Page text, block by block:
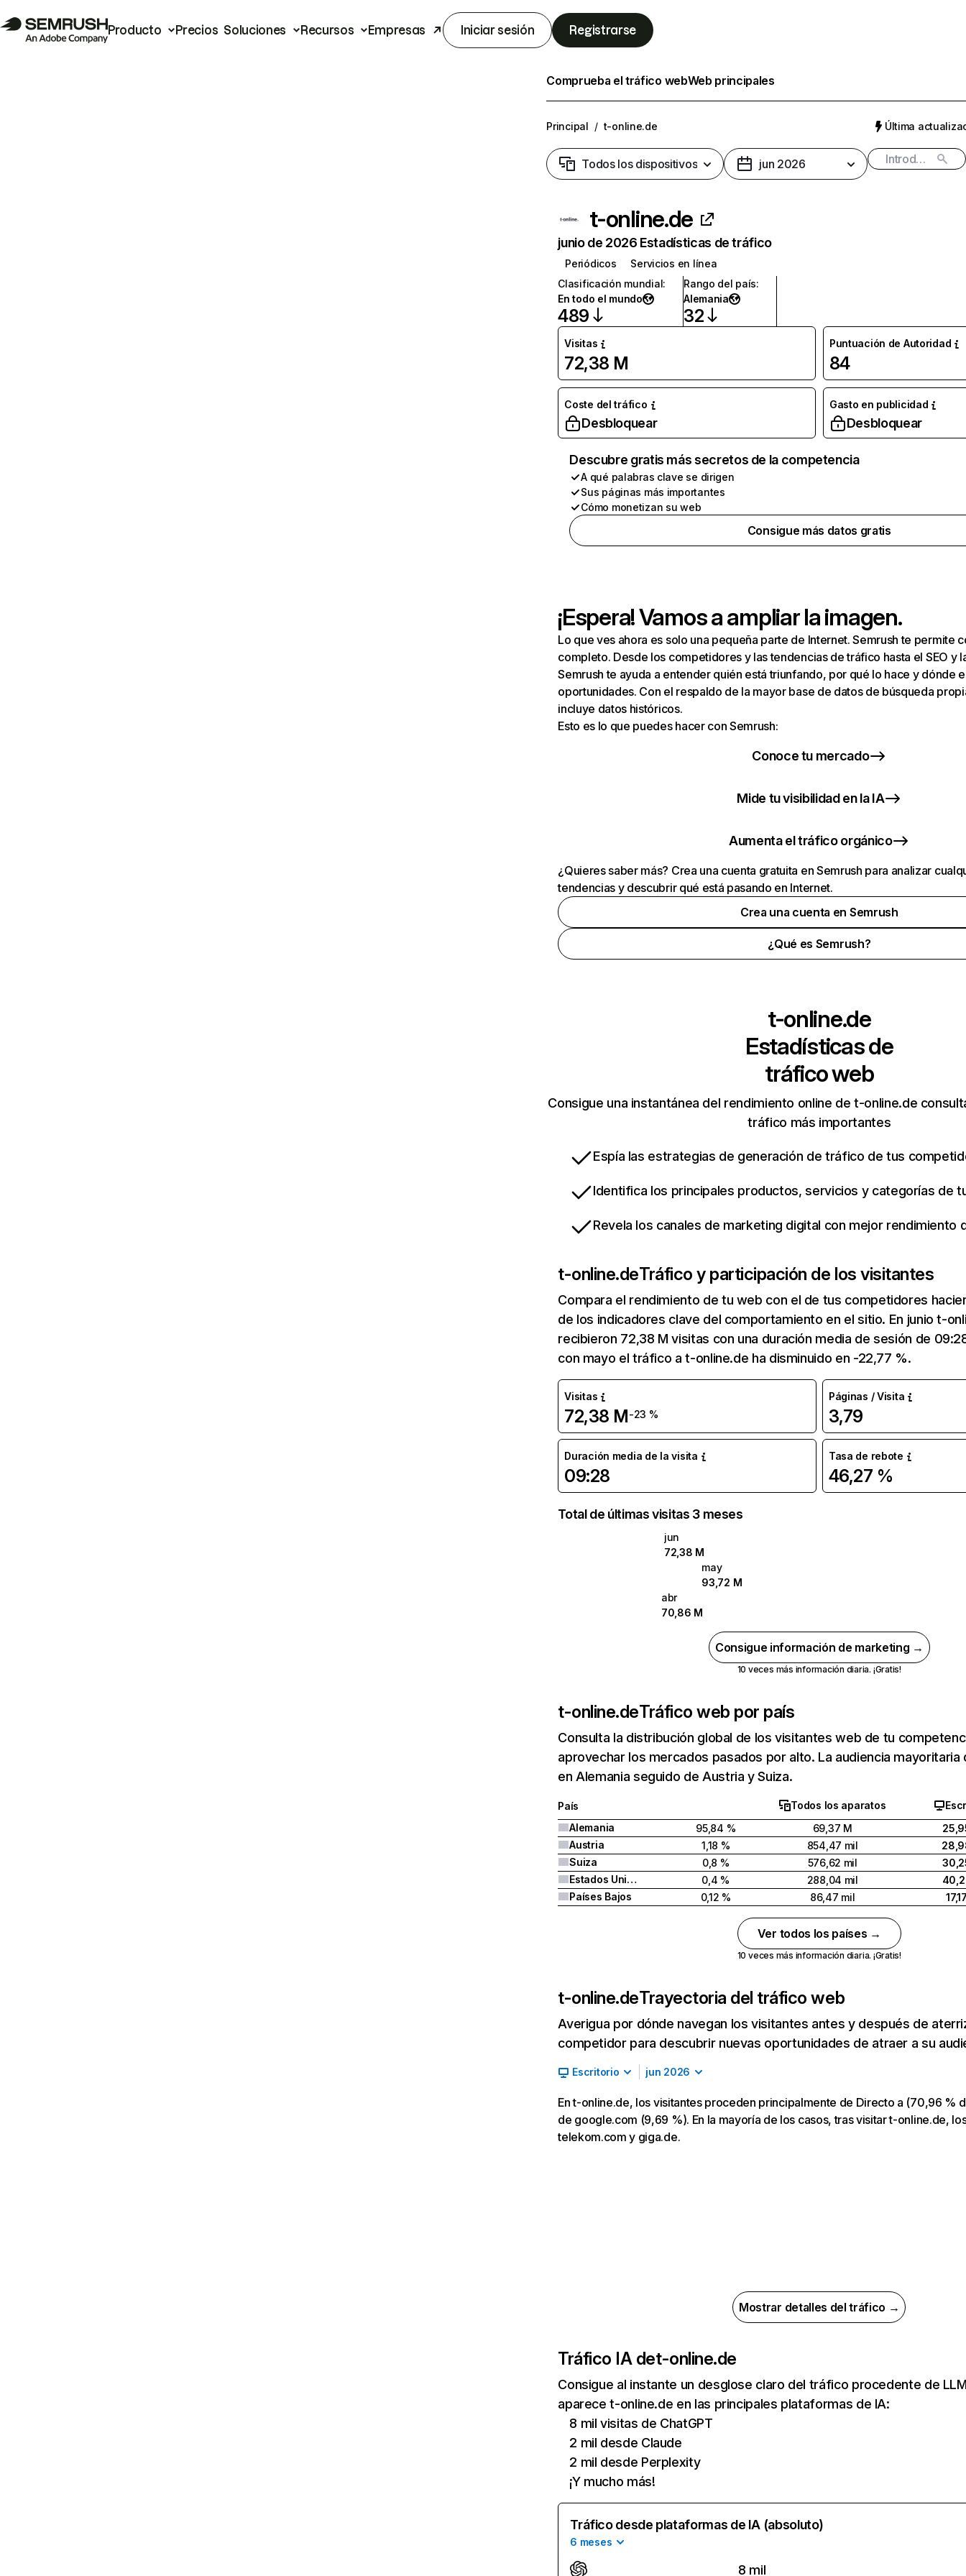
Producto Precios Soluciones Recursos Empresas Iniciar sesión Registrarse
Comprueba el tráfico webWeb principales
Principal / t-online.de Última
Todos los dispositivos jun 2026
t-online.de
junio de 2026 Estadísticas de tráfico
Periódicos
Servicios en línea
Clasificación mundial:
En todo el mundo
489
Rango del país:
Alemania
32
Visitas
72,38 M
Puntuación de Autoridad
84
Coste del tráfico
Desbloquear
Gasto en publicidad
Desbloquear
Descubre gratis más secretos de la competencia
A qué palabras clave se dirigen
Sus páginas más importantes
Cómo monetizan su web
Consigue más datos gratis
¡Espera! Vamos a ampliar la imagen.
Lo que ves ahora es solo una pequeña parte de Internet. Semrush te permite
completo. Desde los competidores y las tendencias de tráfico hasta el SEO y
Semrush te ayuda a entender quién está triunfando, por qué lo hace y dónde
oportunidades. Con el respaldo de la mayor base de datos de búsqueda
incluye datos históricos.
Esto es lo que puedes hacer con Semrush:
Conoce tu mercado
Mide tu visibilidad en la IA
Aumenta el tráfico orgánico
¿Quieres saber más? Crea una cuenta gratuita en Semrush para analizar
tendencias y descubrir qué está pasando en Internet.
Crea una cuenta en Semrush
¿Qué es Semrush?
t-online.de
Estadísticas de
tráfico web
Consigue una instantánea del rendimiento online de t-online.de
tráfico más importantes
Espía las estrategias de generación de tráfico de tus
Identifica los principales productos, servicios y categorías de
Revela los canales de marketing digital con mejor rendimiento
t-online.deTráfico y participación de los visitantes
Compara el rendimiento de tu web con el de tus competidores
de los indicadores clave del comportamiento en el sitio. En junio t-
recibieron 72,38 M visitas con una duración media de sesión de
con mayo el tráfico a t-online.de ha disminuido en -22,77 %.
Visitas
72,38 M-23 %
Páginas / Visita
3,79
Duración media de la visita
09:28
Tasa de rebote
46,27 %
Total de últimas visitas 3 meses
jun
72,38 M
may
93,72 M
abr
70,86 M
Consigue información de marketing →
10 veces más información diaria. ¡Gratis!
t-online.deTráfico web por país
Consulta la distribución global de los visitantes web de tu
aprovechar los mercados pasados por alto. La audiencia mayoritaria
en Alemania seguido de Austria y Suiza.
País Todos los aparatos
Alemania
95,84 % 69,37 M
Austria
1,18 % 854,47 mil
Suiza
0,8 % 576,62 mil
Estados Unidos
0,4 % 288,04 mil
Países Bajos
0,12 % 86,47 mil
Ver todos los países →
10 veces más información diaria. ¡Gratis!
t-online.deTrayectoria del tráfico web
Averigua por dónde navegan los visitantes antes y después de
competidor para descubrir nuevas oportunidades de atraer a su
Escritorio jun 2026
En t-online.de, los visitantes proceden principalmente de Directo a (70,96 %
de google.com (9,69 %). En la mayoría de los casos, tras visitar t-online.de,
telekom.com y giga.de.
Mostrar detalles del tráfico →
Tráfico IA det-online.de
Consigue al instante un desglose claro del tráfico procedente de
aparece t-online.de en las principales plataformas de IA:
8 mil visitas de ChatGPT
2 mil desde Claude
2 mil desde Perplexity
¡Y mucho más!
Tráfico desde plataformas de IA (absoluto)
6 meses
8 mil